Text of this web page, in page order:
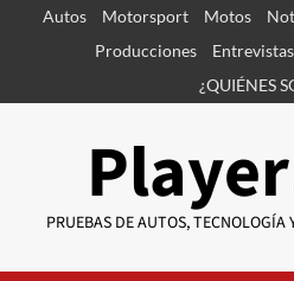
SaltarAutos Motorsport Motos
Producciones
Entrevistas
¿QUIÉNES
PRUEBAS DE AUTOS,